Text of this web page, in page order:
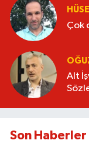
Çok
Alt
Son Haberler